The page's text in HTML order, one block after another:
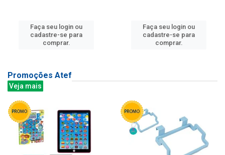
Faça seu login ou
cadastre-se para
comprar.
Faça seu login ou
cadastre-se para
comprar.
Promoções Atef
Veja mais